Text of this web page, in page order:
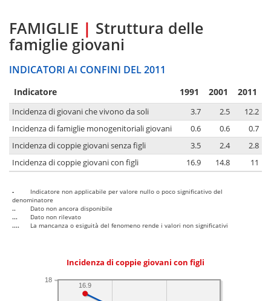
FAMIGLIE | Struttura delle
famiglie giovani
INDICATORI AI CONFINI DEL 2011
Indicatore 1991 2001 2011
Incidenza di giovani che vivono da soli 3.7 2.5
12.2
Incidenza di famiglie monogenitoriali giovani
0.6 0.6
0.7
Incidenza di coppie giovani senza figli
3.5 2.4
2.8
Incidenza di coppie giovani con figli
16.9 14.8 11
-
Indicatore non applicabile per valore nullo o poco significativo del
denominatore
..
Dato non ancora disponibile
...
Dato non rilevato
....
La mancanza o esiguità del fenomeno rende i valori non significativi
Incidenza di coppie giovani con figli
18
16.9